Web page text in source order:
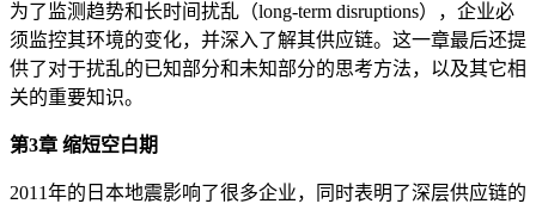
为了监测趋势和长时间扰乱（long-term disruptions），企业必
须监控其环境的变化，并深入了解其供应链。这一章最后还提
供了对于扰乱的已知部分和未知部分的思考方法，以及其它相
关的重要知识。
第3章 缩短空白期
2011年的日本地震影响了很多企业，同时表明了深层供应链的